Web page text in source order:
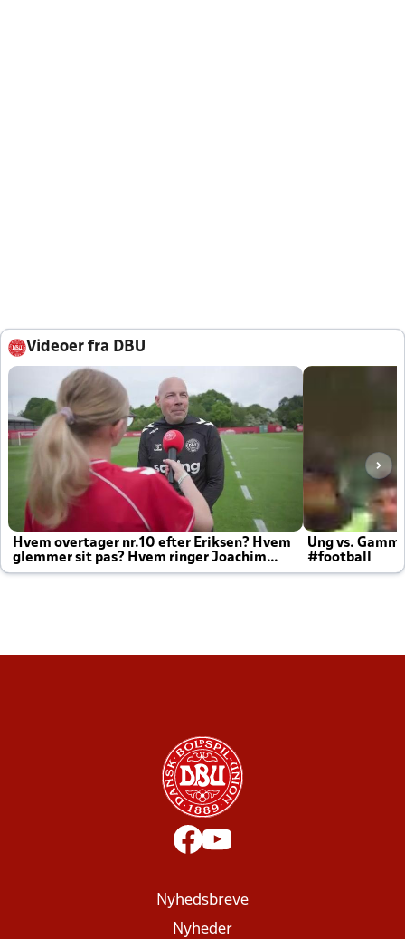
Videoer fra DBU
Hvem overtager nr.10 efter Eriksen? Hvem
glemmer sit pas? Hvem ringer Joachim
altid til efter kampe?
Ung vs.
#football
Nyhedsbreve
Nyheder